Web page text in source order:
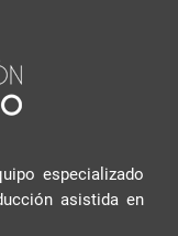
especializado
asistida en